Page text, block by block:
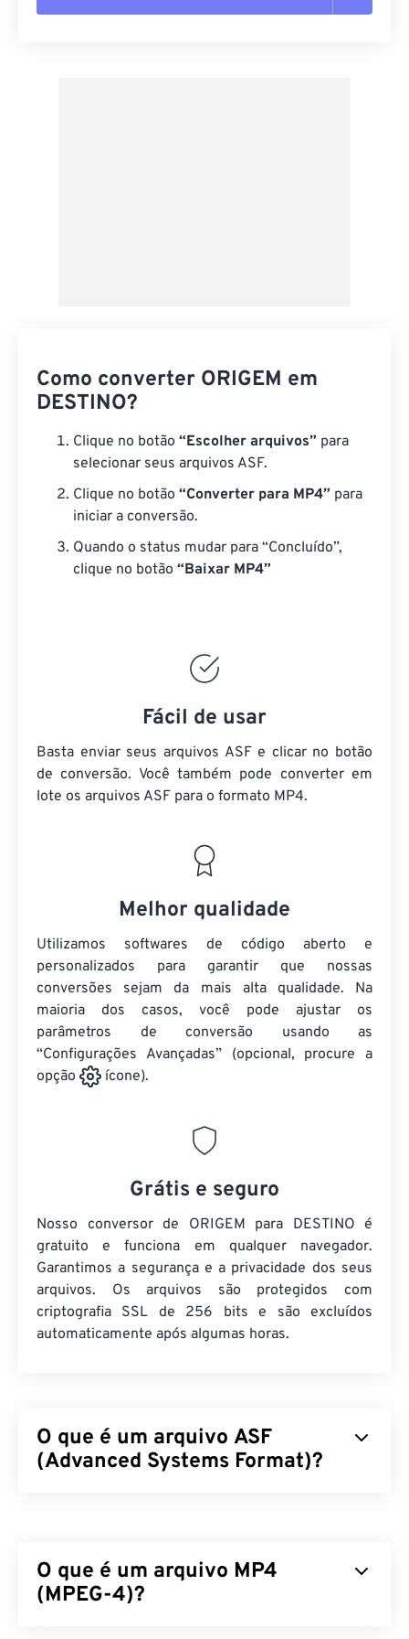
Como converter ORIGEM em
DESTINO?
Clique no botão “Escolher arquivos” para
selecionar seus arquivos ASF.
Clique no botão “Converter para MP4” para
iniciar a conversão.
Quando o status mudar para “Concluído”,
clique no botão “Baixar MP4”
Fácil de usar
Basta enviar seus arquivos ASF e clicar no botão
de conversão. Você também pode converter em
lote os arquivos ASF para o formato MP4.
Melhor qualidade
Utilizamos softwares de código aberto e
personalizados para garantir que nossas
conversões sejam da mais alta qualidade. Na
maioria dos casos, você pode ajustar os
parâmetros de conversão usando as
“Configurações Avançadas” (opcional, procure a
opção
ícone).
Grátis e seguro
Nosso conversor de ORIGEM para DESTINO é
gratuito e funciona em qualquer navegador.
Garantimos a segurança e a privacidade dos seus
arquivos. Os arquivos são protegidos com
criptografia SSL de 256 bits e são excluídos
automaticamente após algumas horas.
O que é um arquivo ASF
(Advanced Systems Format)?
Microsoft o projetou para streaming e para ser
independente de sistemas e protocolos. Ele
O que é um arquivo MP4
(MPEG-4)?